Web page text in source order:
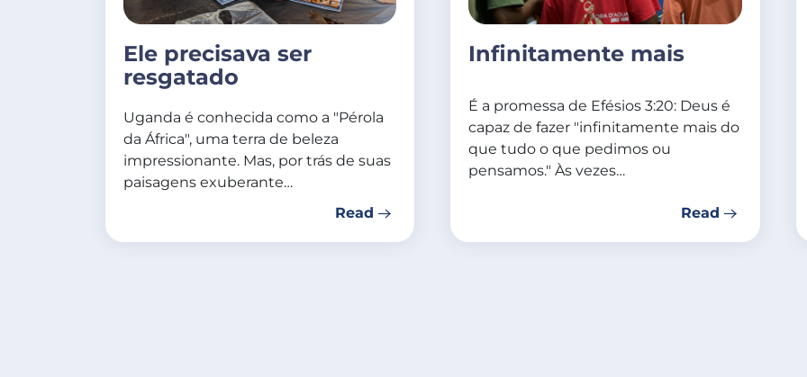
Ele precisava ser
resgatado
Uganda é conhecida como a "Pérola
da África", uma terra de beleza
impressionante. Mas, por trás de suas
paisagens exuberante…
Read
Infinitamente mais
É a promessa de Efésios 3:20: Deus é
capaz de fazer "infinitamente mais do
que tudo o que pedimos ou
pensamos." Às vezes…
Read